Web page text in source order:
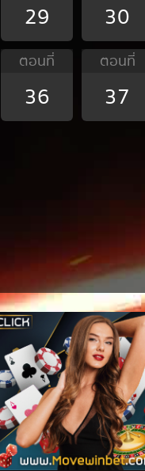
29 30
ตอนที่
36
ตอนที่
37